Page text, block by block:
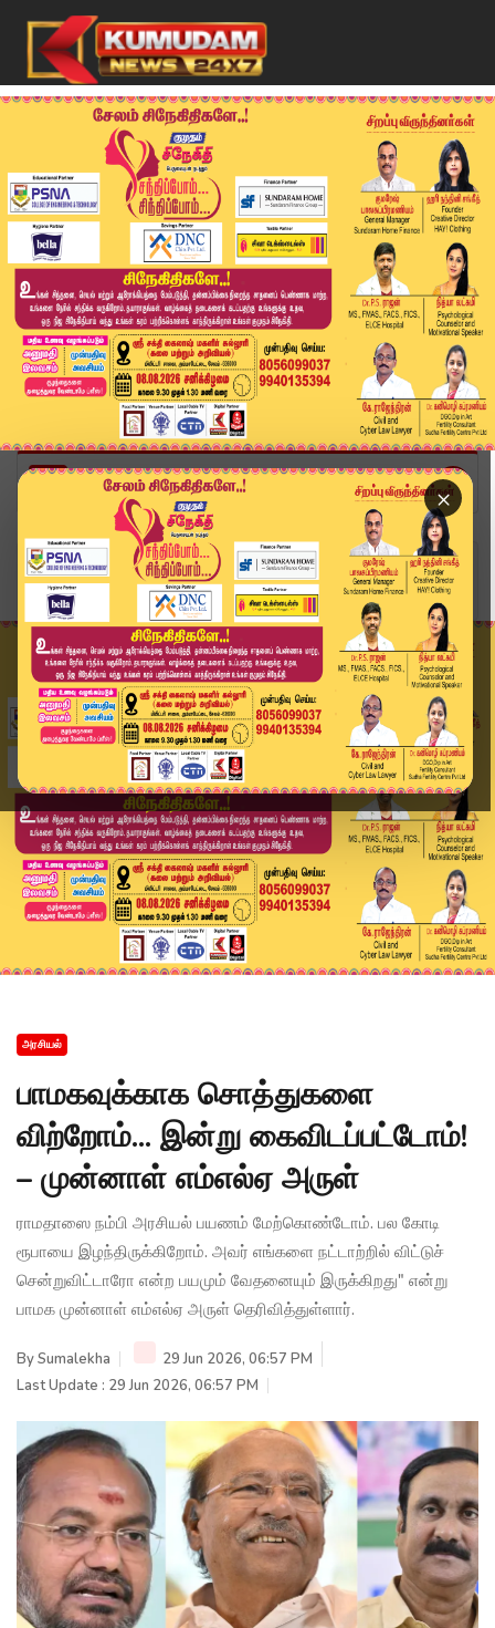
×
Home
அரசியல்
பாமகவுக்காக சொத்துகளை விற்றோம்... இன்று கைவிடப்...
அரசியல்
பாமகவுக்காக சொத்துகளை
விற்றோம்... இன்று கைவிடப்பட்டோம்!
– முன்னாள் எம்எல்ஏ அருள்
ராமதாஸை நம்பி அரசியல் பயணம் மேற்கொண்டோம். பல கோடி
ரூபாயை இழந்திருக்கிறோம். அவர் எங்களை நட்டாற்றில் விட்டுச்
சென்றுவிட்டாரோ என்ற பயமும் வேதனையும் இருக்கிறது" என்று
பாமக முன்னாள் எம்எல்ஏ அருள் தெரிவித்துள்ளார்.
BySumalekha
29 Jun 2026, 06:57 PM
Last Update : 29 Jun 2026, 06:57 PM